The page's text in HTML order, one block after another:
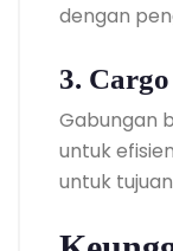
dengan
3.
Gabungan
untuk
untuk